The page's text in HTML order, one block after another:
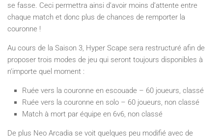
se fasse. Ceci permettra ainsi d’avoir moins d’attente entre
chaque match et donc plus de chances de remporter la
couronne !
Au cours de la Saison 3, Hyper Scape sera restructuré afin de
proposer trois modes de jeu qui seront toujours disponibles à
n’importe quel moment :
Ruée vers la couronne en escouade – 60 joueurs, classé
Ruée vers la couronne en solo – 60 joueurs, non classé
Match à mort par équipe en 6v6, non classé
De plus Neo Arcadia se voit quelques peu modifié avec de